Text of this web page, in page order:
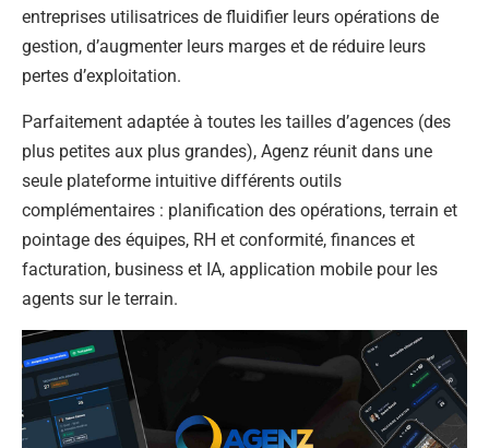
entreprises utilisatrices de fluidifier leurs opérations de
gestion, d’augmenter leurs marges et de réduire leurs
pertes d’exploitation.
Parfaitement adaptée à toutes les tailles d’agences (des
plus petites aux plus grandes), Agenz réunit dans une
seule plateforme intuitive différents outils
complémentaires : planification des opérations, terrain et
pointage des équipes, RH et conformité, finances et
facturation, business et IA, application mobile pour les
agents sur le terrain.